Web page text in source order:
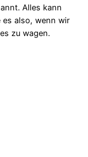
Alles kann
es also, wenn wir
zu wagen.